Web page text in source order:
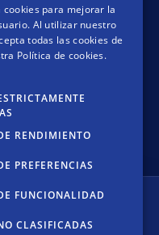
FRENCH
cookies para mejorar la
Al utilizar nuestro
todas las cookies de
Política de cookies.
RENDIMIENTO
PREFERENCIAS
FUNCIONALIDAD
CLASIFICADAS